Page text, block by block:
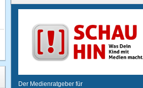
Der Medienratgeber für